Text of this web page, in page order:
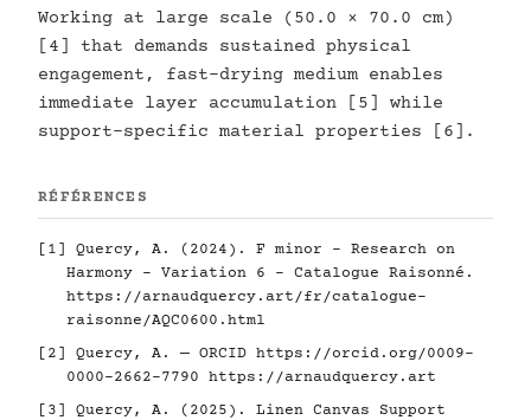
Working at large scale (50.0 × 70.0 cm)
[4] that demands sustained physical
engagement, fast-drying medium enables
immediate layer accumulation [5] while
support-specific material properties [6].
RÉFÉRENCES
[1] Quercy, A. (2024). F minor - Research on
Harmony - Variation 6 - Catalogue Raisonné.
https://arnaudquercy.art/fr/catalogue-
raisonne/AQC0600.html
[2] Quercy, A. — ORCID https://orcid.org/0009-
0000-2662-7790
https://arnaudquercy.art
[3] Quercy, A. (2025). Linen Canvas Support